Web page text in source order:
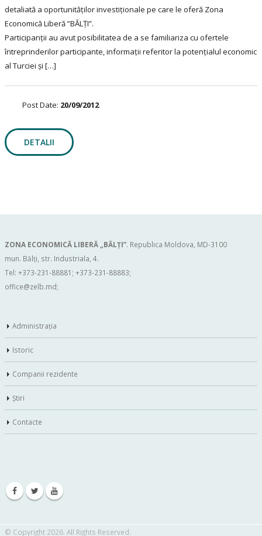
detaliată a oportunităților investiționale pe care le oferă Zona
Economică Liberă ”BĂLȚI”.
Participanții au avut posibilitatea de a se familiariza cu ofertele
întreprinderilor participante, informaţii referitor la potenţialul economic
al Turciei și […]
Post Date: 20/09/2012
DETALII
ZONA ECONOMICĂ LIBERĂ „BĂLŢI”. Republica Moldova, MD-3100
mun. Bălți, str. Industriala, 4.
Tel: +373-231-88881; +373-231-88883;
office@zelb.md;
Administraţia
Istoric
Companii rezidente
Ştiri
Contacte
© Copyright 2026. All Rights Reserved.